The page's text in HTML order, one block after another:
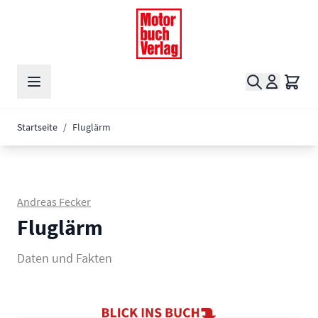
Suche
Startseite / Fluglärm
Andreas Fecker
Fluglärm
Daten und Fakten